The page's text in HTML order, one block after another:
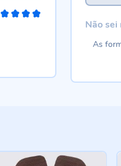
Não sei
As